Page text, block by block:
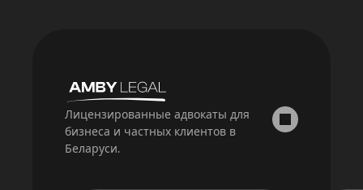
Лицензированные адвокаты для
бизнеса и частных клиентов в
Беларуси.